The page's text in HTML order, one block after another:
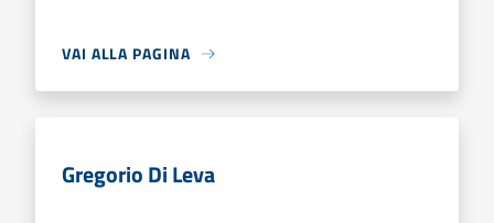
VAI ALLA PAGINA
Gregorio Di Leva